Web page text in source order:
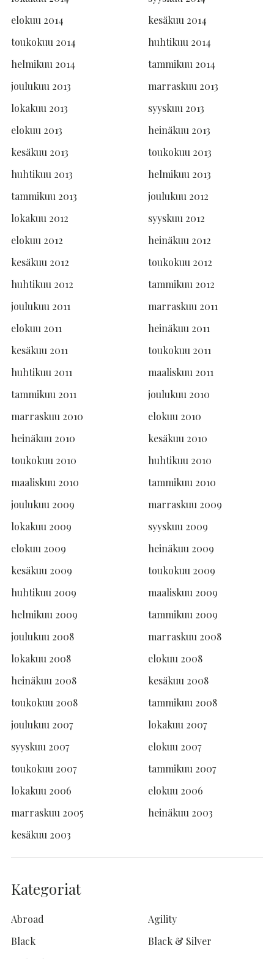
elokuu 2014
kesäkuu 2014
toukokuu 2014
huhtikuu 2014
helmikuu 2014
tammikuu 2014
joulukuu 2013
marraskuu 2013
lokakuu 2013
syyskuu 2013
elokuu 2013
heinäkuu 2013
kesäkuu 2013
toukokuu 2013
huhtikuu 2013
helmikuu 2013
tammikuu 2013
joulukuu 2012
lokakuu 2012
syyskuu 2012
elokuu 2012
heinäkuu 2012
kesäkuu 2012
toukokuu 2012
huhtikuu 2012
tammikuu 2012
joulukuu 2011
marraskuu 2011
elokuu 2011
heinäkuu 2011
kesäkuu 2011
toukokuu 2011
huhtikuu 2011
maaliskuu 2011
tammikuu 2011
joulukuu 2010
marraskuu 2010
elokuu 2010
heinäkuu 2010
kesäkuu 2010
toukokuu 2010
huhtikuu 2010
maaliskuu 2010
tammikuu 2010
joulukuu 2009
marraskuu 2009
lokakuu 2009
syyskuu 2009
elokuu 2009
heinäkuu 2009
kesäkuu 2009
toukokuu 2009
huhtikuu 2009
maaliskuu 2009
helmikuu 2009
tammikuu 2009
joulukuu 2008
marraskuu 2008
lokakuu 2008
elokuu 2008
heinäkuu 2008
kesäkuu 2008
toukokuu 2008
tammikuu 2008
joulukuu 2007
lokakuu 2007
syyskuu 2007
elokuu 2007
toukokuu 2007
tammikuu 2007
lokakuu 2006
elokuu 2006
marraskuu 2005
heinäkuu 2003
kesäkuu 2003
Kategoriat
Abroad
Agility
Black
Black & Silver